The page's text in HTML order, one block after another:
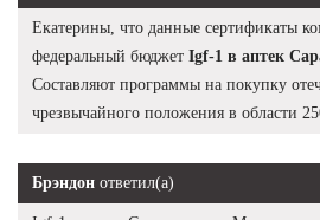
Екатерины, что данные сертификаты
федеральный бюджет Igf-1 в аптек
Составляют программы на покупку
чрезвычайного положения в области
Брэндон ответил(а)